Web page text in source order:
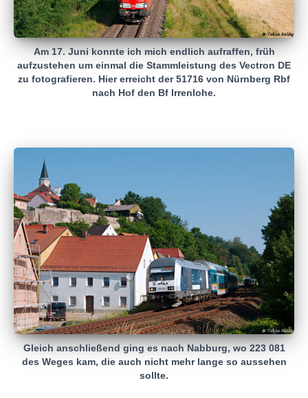
Am 17. Juni konnte ich mich endlich aufraffen, früh
aufzustehen um einmal die Stammleistung des Vectron DE
zu fotografieren. Hier erreicht der 51716 von Nürnberg Rbf
nach Hof den Bf Irrenlohe.
Gleich anschließend ging es nach Nabburg, wo 223 081
des Weges kam, die auch nicht mehr lange so aussehen
sollte.